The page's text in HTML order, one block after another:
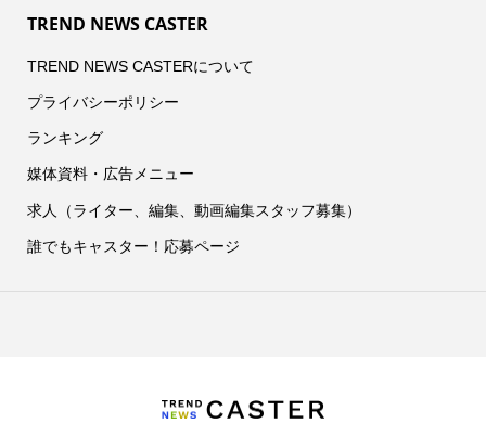
TREND NEWS CASTER
TREND NEWS CASTERについて
プライバシーポリシー
ランキング
媒体資料・広告メニュー
求人（ライター、編集、動画編集スタッフ募集）
誰でもキャスター！応募ページ